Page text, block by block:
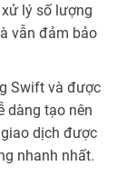
lý số lượng
vẫn đảm bảo
Swift và được
dàng tạo nên
dịch được
nhanh nhất.